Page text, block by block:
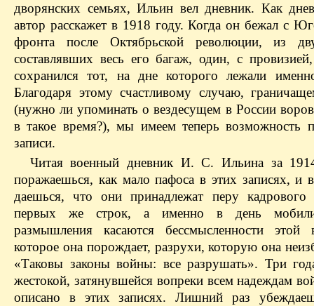
дворянских семьях, Ильин вел дневник. Как
автор расскажет в 1918 году. Когда он бежал с
фронта после Октябрьской революции, из
составлявших весь его багаж, один, с
сохранился тот, на дне которого лежали
Благодаря этому счастливому случаю,
(нужно ли упоминать о вездесущем в России
в такое время?), мы имеем теперь возможность
записи.
Читая военный дневник И. С. Ильина за
поражаешься, как мало пафоса в этих записях, и
даешься, что они принадлежат перу
первых же строк, а именно в день
размышления касаются бессмысленности этой
которое она порождает, разрухи, которую она
«Таковы законы войны: все разрушать». Три
жестокой, затянувшейся вопреки всем надеждам
описано в этих записях. Лишний раз